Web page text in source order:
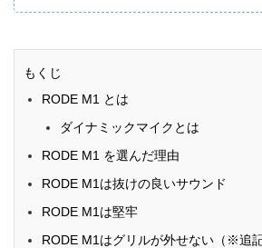
もくじ
RODE M1 とは
ダイナミックマイクとは
RODE M1 を選んだ理由
RODE M1は抜けの良いサウンド
RODE M1は堅牢
RODE M1はグリルが外せない（※追